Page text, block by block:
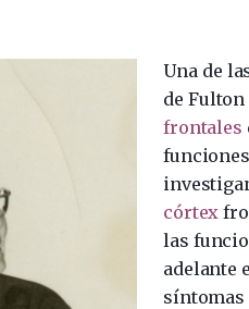
Una de
de
frontales
córtex
las
adelante
síntomas